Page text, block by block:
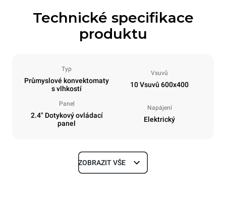
Technické specifikace
produktu
Typ
Průmyslové konvektomaty
s vlhkostí
Vsuvů
10 Vsuvů 600x400
Panel
2.4" Dotykový ovládací
panel
Napájení
Elektrický
Rozměry
ZOBRAZIT VŠE